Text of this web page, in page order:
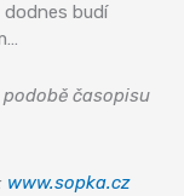
budí
časopisu
www.sopka.cz